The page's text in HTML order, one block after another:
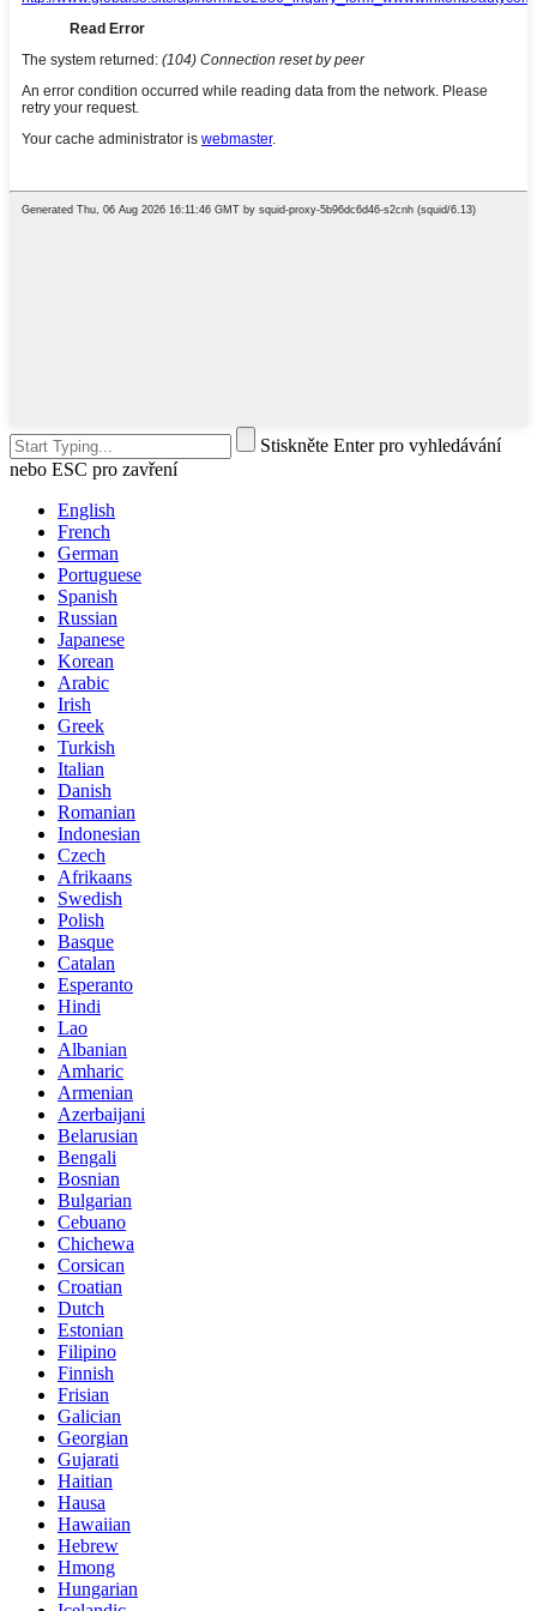
Stiskněte Enter pro vyhledávání
nebo ESC pro zavření
English
French
German
Portuguese
Spanish
Russian
Japanese
Korean
Arabic
Irish
Greek
Turkish
Italian
Danish
Romanian
Indonesian
Czech
Afrikaans
Swedish
Polish
Basque
Catalan
Esperanto
Hindi
Lao
Albanian
Amharic
Armenian
Azerbaijani
Belarusian
Bengali
Bosnian
Bulgarian
Cebuano
Chichewa
Corsican
Croatian
Dutch
Estonian
Filipino
Finnish
Frisian
Galician
Georgian
Gujarati
Haitian
Hausa
Hawaiian
Hebrew
Hmong
Hungarian